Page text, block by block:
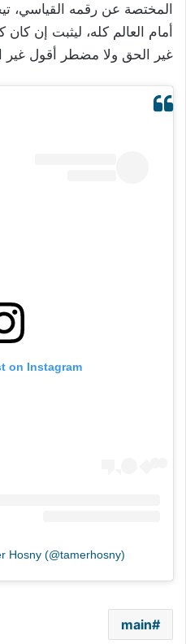
المختصة عن رقمه القياسي،
أمام العالم كله، ليثبت إن
غير الحق ولا مضطر أقول غير
on Instagram
Hosny (@tamerhosny)
main